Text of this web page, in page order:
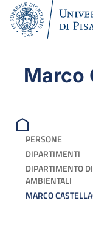
Marco
PERSONE
DIPARTIMENTI
DIPARTIMENTO
AMBIENTALI
MARCO